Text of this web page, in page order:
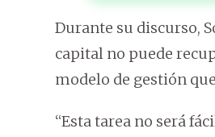
Durante su discurso,
capital no puede
modelo de gestión
“Esta tarea no será